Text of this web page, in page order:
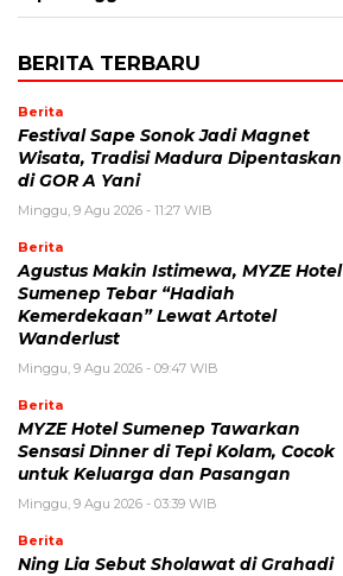
BERITA TERBARU
Berita
Festival Sape Sonok Jadi Magnet
Wisata, Tradisi Madura Dipentaskan
di GOR A Yani
Minggu, 9 Agu 2026 - 11:27 WIB
Berita
Agustus Makin Istimewa, MYZE Hotel
Sumenep Tebar “Hadiah
Kemerdekaan” Lewat Artotel
Wanderlust
Minggu, 9 Agu 2026 - 09:47 WIB
Berita
MYZE Hotel Sumenep Tawarkan
Sensasi Dinner di Tepi Kolam, Cocok
untuk Keluarga dan Pasangan
Minggu, 9 Agu 2026 - 03:39 WIB
Berita
Ning Lia Sebut Sholawat di Grahadi